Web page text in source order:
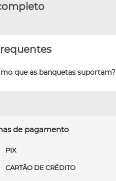
que as banquetas suportam?
de pagamento
PIX
CARTÃO DE CRÉDITO